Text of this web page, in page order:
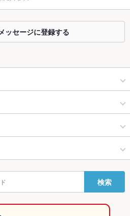
ッセージに登録する
ーツ
ング
検索